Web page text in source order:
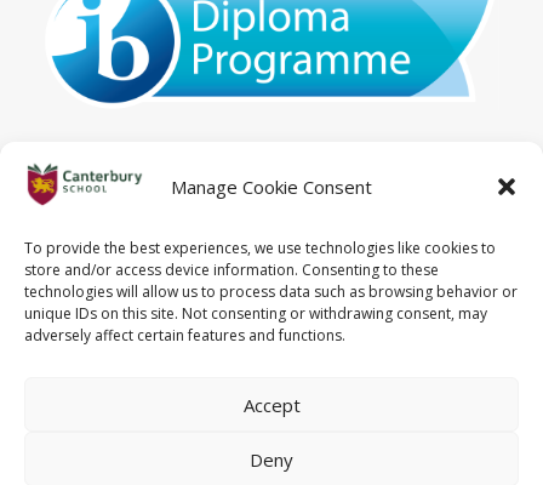
Manage Cookie Consent
To provide the best experiences, we use technologies like cookies to
store and/or access device information. Consenting to these
technologies will allow us to process data such as browsing behavior or
unique IDs on this site. Not consenting or withdrawing consent, may
adversely affect certain features and functions.
Accept
Deny